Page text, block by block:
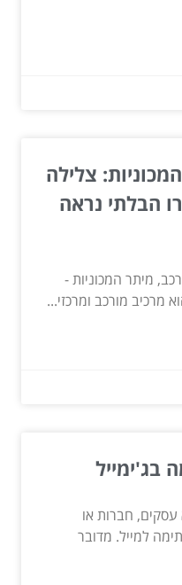
צלילה
הבלתי נראה
מיתר המכוניות -
מרכיב מורכב ומרכזי...
בג'ימייל
עסקים, חברות או
למייל. מדובר